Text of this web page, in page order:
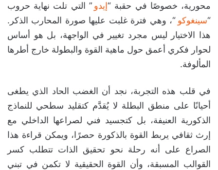
محورية، خصوصًا في حقبة “إيدو ” التي تلت نهاية حروب
“سينغوكو “، وهي فترة غلبت عليها صورة المحارب الذكر.
هذا الاختيار ليس مجرد تغيير في الواجهة، بل هو أساس
لحوار فكري أعمق حول ماهية القوة والبطولة خارج أطرها
المألوفة.
في قلب هذه التجربة، نجد أن الغضب الحاد الذي يطغى
أحيانًا على منطق البطلة لا يُقدَّم كتقليد سطحي للنماذج
الذكورية العنيفة، بل كتجسيد فني لصراعها الداخلي مع
إرث ثقافي يربط القوة بالذكورة حصرًا، ويمكن قراءة هذا
الصراع على أنه رحلة نحو تحقيق الذات تتطلب كسر
القوالب المسبقة، وأن القوة الحقيقية لا تكمن في تبني